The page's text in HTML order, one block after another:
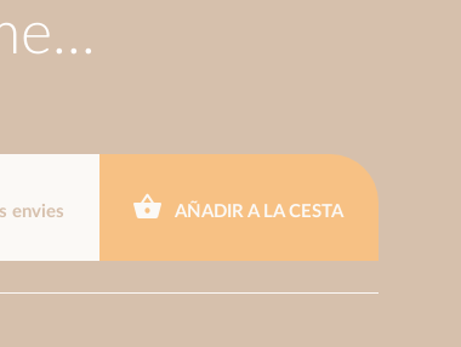
envies AÑADIR A LA CESTA